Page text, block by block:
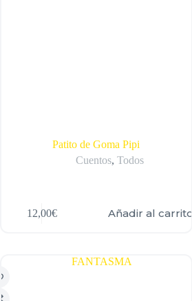
Patito de Goma Pipi
Cuentos,Todos
12,00€ Añadir al carrito